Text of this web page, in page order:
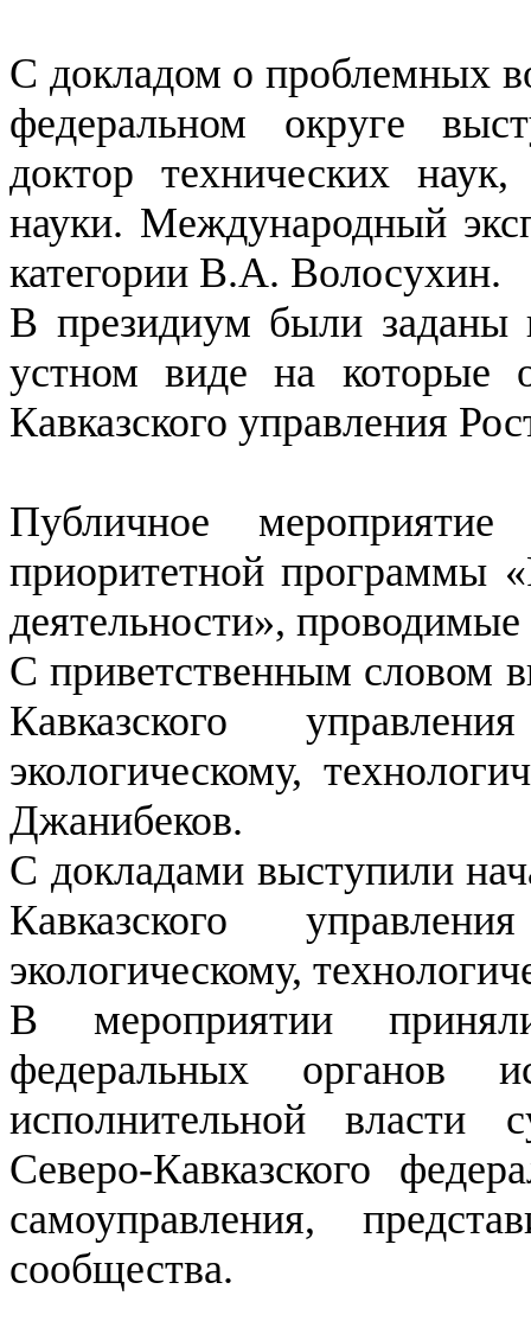
С докладом о проблемных
федеральном округе
доктор технических
науки. Международный
категории В.А. Волосухин.
В президиум были заданы
устном виде на которые
Кавказского управления
Публичное
приоритетной программы
деятельности»,
С приветственным словом
Кавказского
экологическому,
Джанибеков.
С докладами выступили
Кавказского
экологическому,
В мероприятии
федеральных органов
исполнительной власти
Северо-Кавказского
самоуправления,
сообщества.